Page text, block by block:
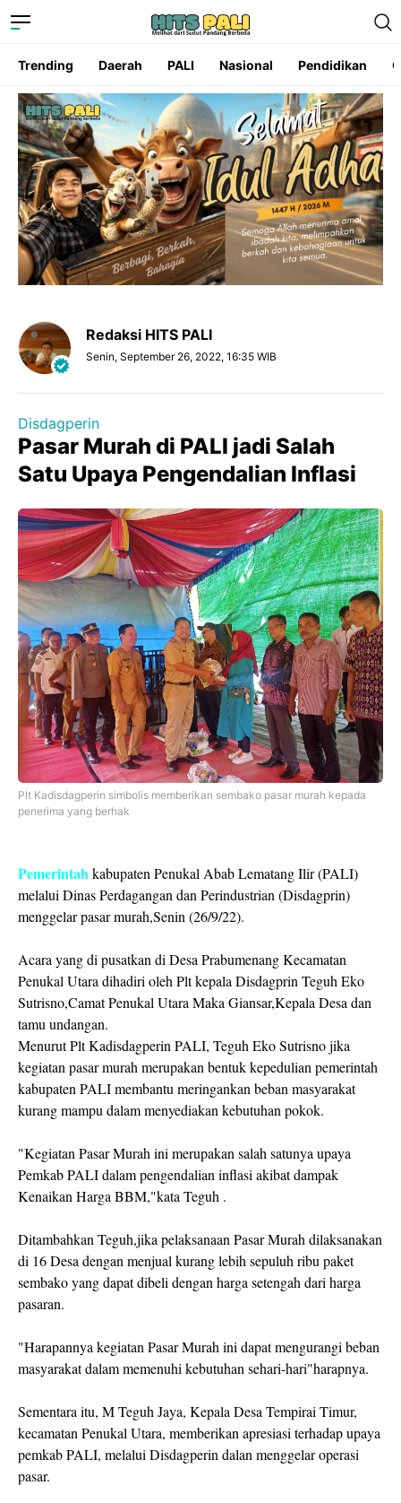
Trending Daerah PALI Nasional Pendidikan
Redaksi HITS PALI
Senin, September 26, 2022, 16:35 WIB
Disdagperin
Pasar Murah di PALI jadi Salah
Satu Upaya Pengendalian Inflasi
Plt Kadisdagperin simbolis memberikan sembako pasar murah kepada
penerima yang berhak
Pemerintah kabupaten Penukal Abab Lematang Ilir (PALI)
melalui Dinas Perdagangan dan Perindustrian (Disdagprin)
menggelar pasar murah,Senin (26/9/22).
Acara yang di pusatkan di Desa Prabumenang Kecamatan
Penukal Utara dihadiri oleh Plt kepala Disdagprin Teguh Eko
Sutrisno,Camat Penukal Utara Maka Giansar,Kepala Desa dan
tamu undangan.
Menurut Plt Kadisdagperin PALI, Teguh Eko Sutrisno jika
kegiatan pasar murah merupakan bentuk kepedulian pemerintah
kabupaten PALI membantu meringankan beban masyarakat
kurang mampu dalam menyediakan kebutuhan pokok.
"Kegiatan Pasar Murah ini merupakan salah satunya upaya
Pemkab PALI dalam pengendalian inflasi akibat dampak
Kenaikan Harga BBM,"kata Teguh .
Ditambahkan Teguh,jika pelaksanaan Pasar Murah dilaksanakan
di 16 Desa dengan menjual kurang lebih sepuluh ribu paket
sembako yang dapat dibeli dengan harga setengah dari harga
pasaran.
"Harapannya kegiatan Pasar Murah ini dapat mengurangi beban
masyarakat dalam memenuhi kebutuhan sehari-hari"harapnya.
Sementara itu, M Teguh Jaya, Kepala Desa Tempirai Timur,
kecamatan Penukal Utara, memberikan apresiasi terhadap upaya
pemkab PALI, melalui Disdagperin dalan menggelar operasi
pasar.